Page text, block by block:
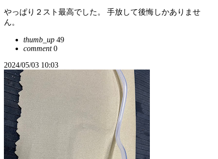
やっぱり２スト最高でした。 手放して後悔しかありませ
ん。
thumb_up 49
comment0
2024/05/03 10:03